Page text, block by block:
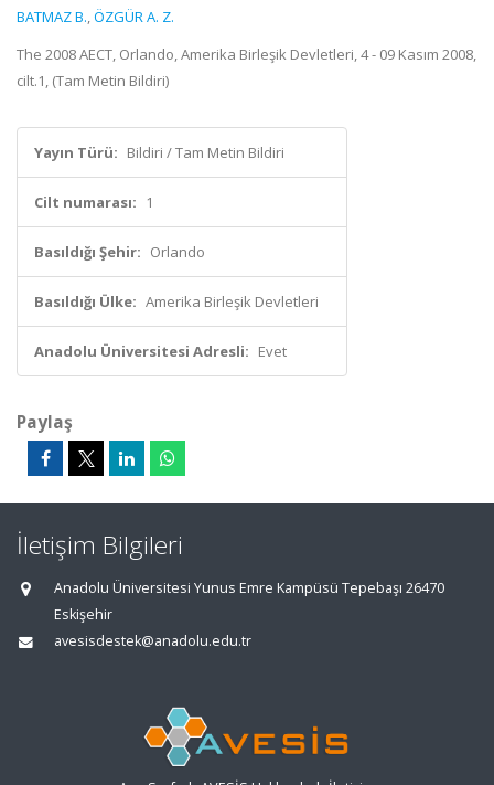
BATMAZ B.,ÖZGÜR A. Z.
The 2008 AECT, Orlando, Amerika Birleşik Devletleri, 4 - 09 Kasım 2008,
cilt.1, (Tam Metin Bildiri)
Yayın Türü: Bildiri / Tam Metin Bildiri
Cilt numarası: 1
Basıldığı Şehir: Orlando
Basıldığı Ülke: Amerika Birleşik Devletleri
Anadolu Üniversitesi Adresli: Evet
Paylaş
İletişim Bilgileri
Anadolu Üniversitesi Yunus Emre Kampüsü Tepebaşı 26470
Eskişehir
avesisdestek@anadolu.edu.tr